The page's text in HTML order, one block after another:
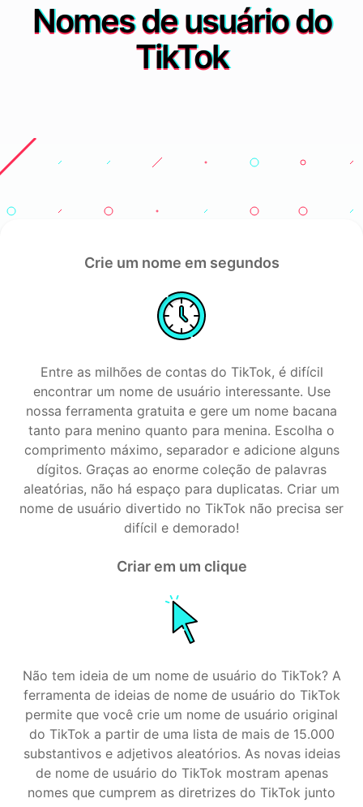
Nomes de usuário do
TikTok
Crie um nome em segundos
Entre as milhões de contas do TikTok, é difícil
encontrar um nome de usuário interessante. Use
nossa ferramenta gratuita e gere um nome bacana
tanto para menino quanto para menina. Escolha o
comprimento máximo, separador e adicione alguns
dígitos. Graças ao enorme coleção de palavras
aleatórias, não há espaço para duplicatas. Criar um
nome de usuário divertido no TikTok não precisa ser
difícil e demorado!
Criar em um clique
Não tem ideia de um nome de usuário do TikTok? A
ferramenta de ideias de nome de usuário do TikTok
permite que você crie um nome de usuário original
do TikTok a partir de uma lista de mais de 15.000
substantivos e adjetivos aleatórios. As novas ideias
de nome de usuário do TikTok mostram apenas
nomes que cumprem as diretrizes do TikTok junto